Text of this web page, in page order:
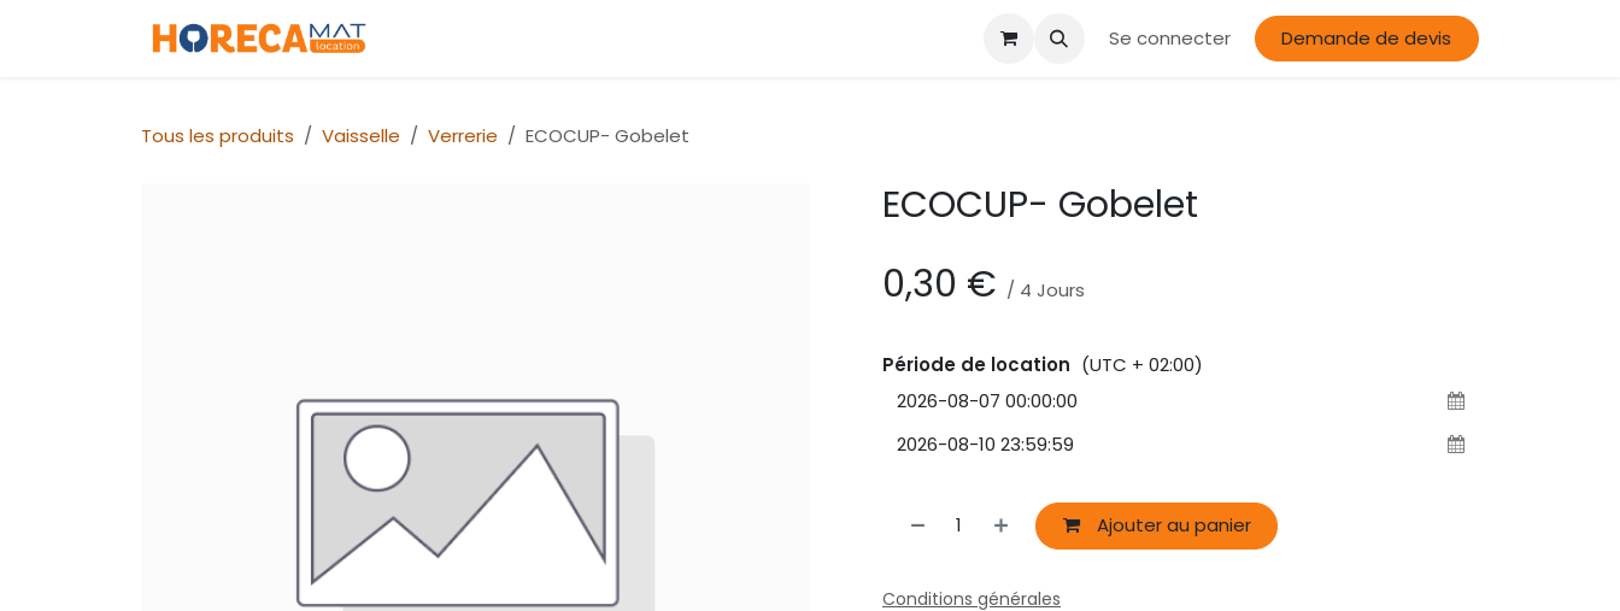
Se connecter Demande de devis
Tous les produits Vaisselle Verrerie ECOCUP- Gobelet
ECOCUP- Gobelet
0,30 € / 4 Jours
Période de location (UTC + 02:00)
Ajouter au panier
Conditions générales